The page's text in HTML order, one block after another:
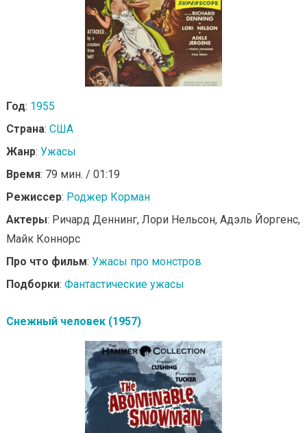
Год: 1955
Страна: США
Жанр: Ужасы
Время: 79 мин. / 01:19
Режиссер: Роджер Корман
Актеры: Ричард Деннинг, Лори Нельсон, Адэль Йоргенс,
Майк Коннорс
Про что фильм: Ужасы про монстров
Подборки: Фантастические ужасы
Снежный человек (1957)